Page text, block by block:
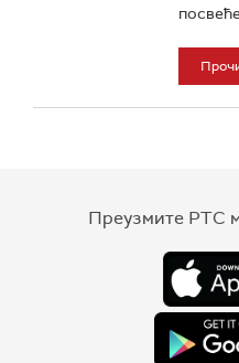
Преузмите РТС